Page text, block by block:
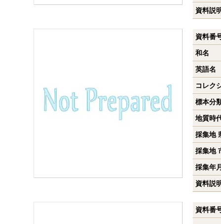
資料説
資料番
和名
英語名
コレク
標本分
地質時
採集地
採集地
採集年
資料説
資料番